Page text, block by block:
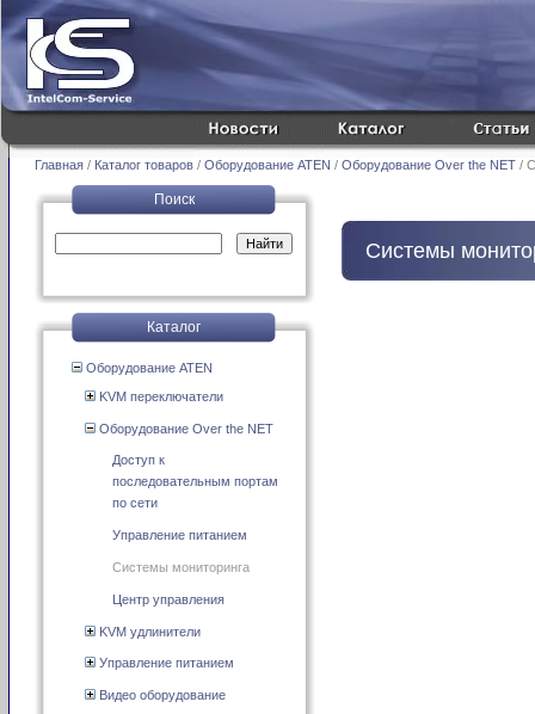
Главная / Каталог товаров / Оборудование ATEN / Оборудование Over the NET /
Поиск
Каталог
Оборудование ATEN
KVM переключатели
Оборудование Over the NET
Доступ к
последовательным портам
по сети
Управление питанием
Системы мониторинга
Центр управления
KVM удлинители
Управление питанием
Видео оборудование
Системы